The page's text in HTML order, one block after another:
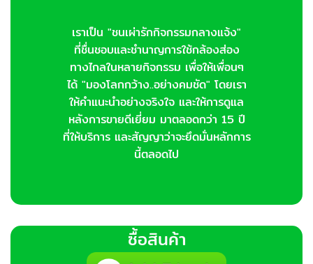
เราเป็น "ชนเผ่ารักกิจกรรมกลางแจ้ง"
ที่ชื่นชอบและชำนาญการใช้กล้องส่อง
ทางไกลในหลายกิจกรรม เพื่อให้เพื่อนๆ
ได้ "มองโลกกว้าง..อย่างคมชัด" โดยเรา
ให้คำแนะนำอย่างจริงใจ และให้การดูแล
หลังการขายดีเยี่ยม มาตลอดกว่า 15 ปี
ที่ให้บริการ และสัญญาว่าจะยึดมั่นหลักการ
นี้ตลอดไป
ซื้อสินค้า